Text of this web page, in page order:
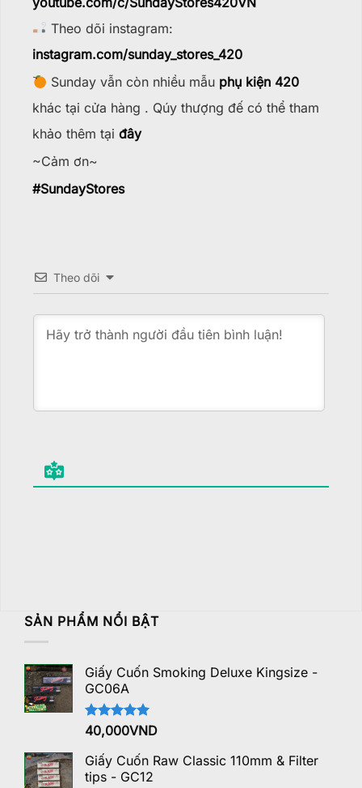
SẢN PHẨM NỔI BẬT
Giấy Cuốn Smoking Deluxe Kingsize -
GC06A
Được xếp
hạng
5 sao
40,000VND
Giấy Cuốn Raw Classic 110mm & Filter
tips - GC12
Theo dõi instagram:
instagram.com/sunday_stores_420
Sunday vẫn còn nhiều mẫu phụ kiện 420
khác tại cửa hàng . Qúy thượng đế có thể tham
khảo thêm tại đây
~Cảm ơn~
#SundayStores
Theo dõi